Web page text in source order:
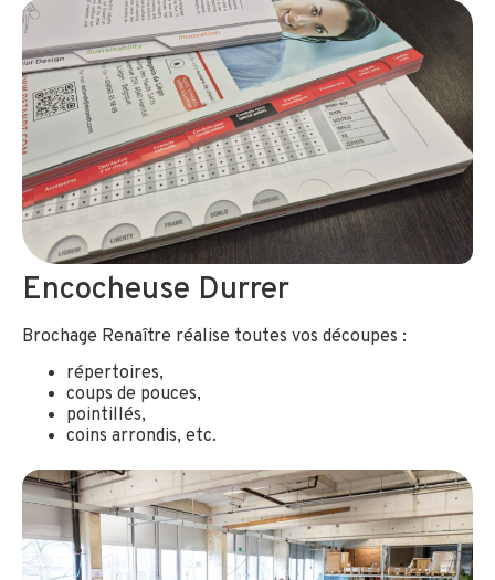
Encocheuse Durrer
Brochage Renaître réalise toutes vos découpes :
répertoires,
coups de pouces,
pointillés,
coins arrondis, etc.